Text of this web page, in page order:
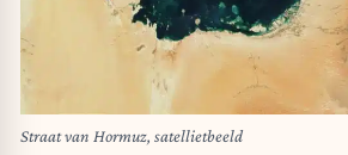
Straat van Hormuz, satellietbeeld